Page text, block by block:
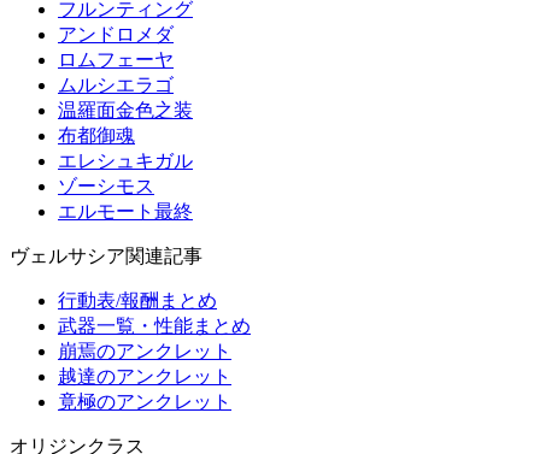
フルンティング
アンドロメダ
ロムフェーヤ
ムルシエラゴ
温羅面金色之装
布都御魂
エレシュキガル
ゾーシモス
エルモート最終
ヴェルサシア関連記事
行動表/報酬まとめ
武器一覧・性能まとめ
崩焉のアンクレット
越達のアンクレット
竟極のアンクレット
オリジンクラス